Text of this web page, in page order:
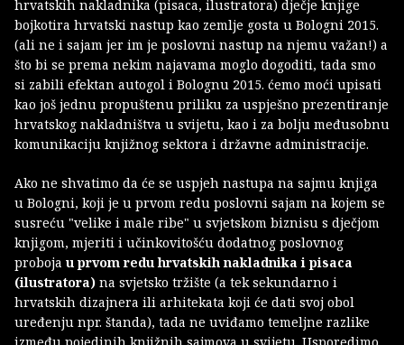
hrvatskih nakladnika (pisaca, ilustratora) dječje knjige
bojkotira hrvatski nastup kao zemlje gosta u Bologni 2015.
(ali ne i sajam jer im je poslovni nastup na njemu važan!) a
što bi se prema nekim najavama moglo dogoditi, tada smo
si zabili efektan autogol i Bolognu 2015. ćemo moći upisati
kao još jednu propuštenu priliku za uspješno prezentiranje
hrvatskog nakladništva u svijetu, kao i za bolju međusobnu
komunikaciju knjižnog sektora i državne administracije.
Ako ne shvatimo da će se uspjeh nastupa na sajmu knjiga
u Bologni, koji je u prvom redu poslovni sajam na kojem se
susreću "velike i male ribe" u svjetskom biznisu s dječjom
knjigom, mjeriti i učinkovitošću dodatnog poslovnog
proboja u prvom redu hrvatskih nakladnika i pisaca
(ilustratora) na svjetsko tržište (a tek sekundarno i
hrvatskih dizajnera ili arhitekata koji će dati svoj obol
uređenju npr. štanda), tada ne uviđamo temeljne razlike